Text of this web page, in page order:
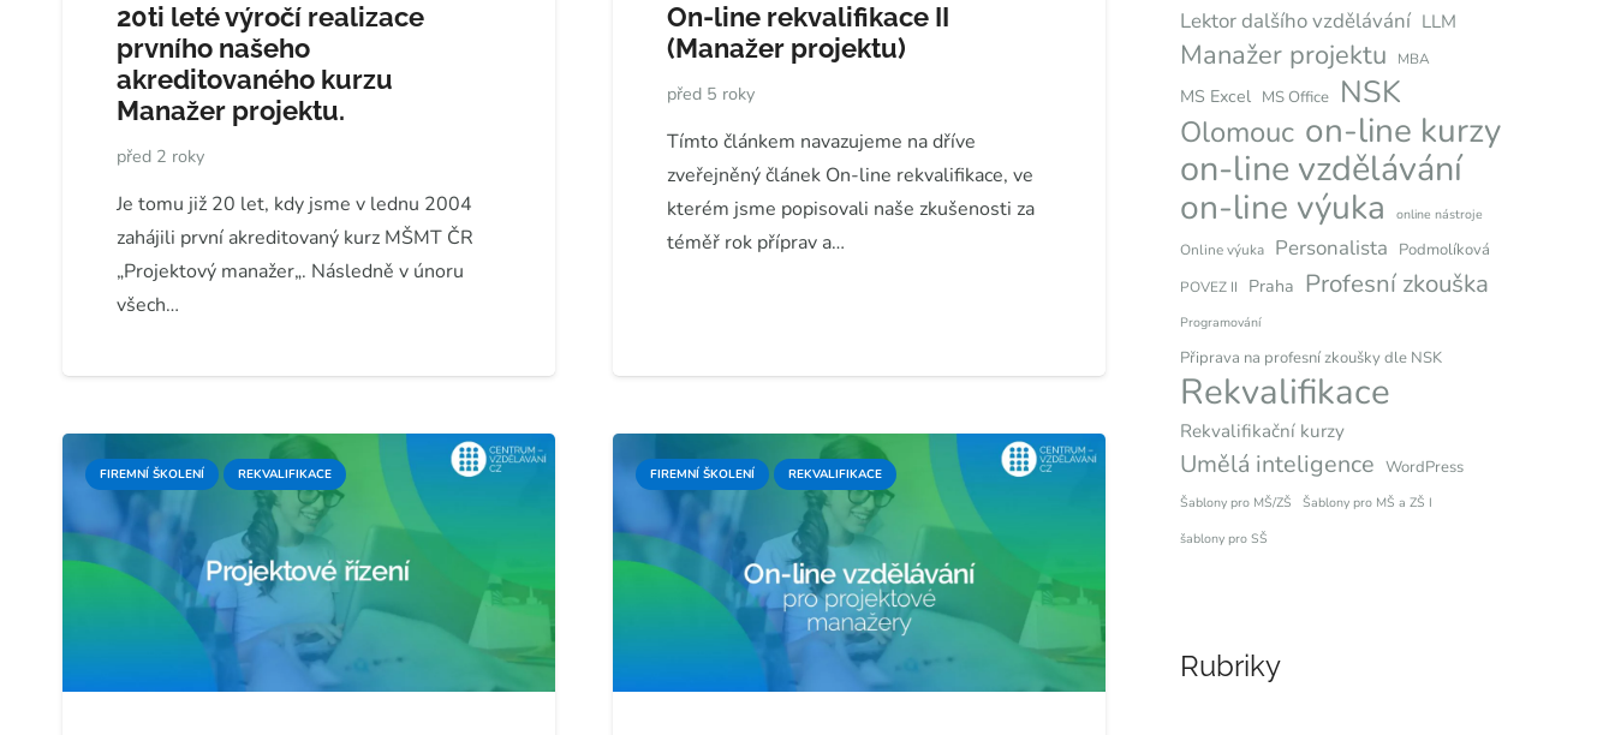
20ti leté výročí realizace
prvního našeho
akreditovaného kurzu
Manažer projektu.
před 2 roky
Je tomu již 20 let, kdy jsme v lednu 2004
zahájili první akreditovaný kurz MŠMT ČR
„Projektový manažer„. Následně v únoru
všech…
On-line rekvalifikace II
(Manažer projektu)
před 5 roky
Tímto článkem navazujeme na dříve
zveřejněný článek On-line rekvalifikace, ve
kterém jsme popisovali naše zkušenosti za
téměř rok příprav a…
FIREMNÍ ŠKOLENÍ REKVALIFIKACE FIREMNÍ ŠKOLENÍ REKVALIFIKACE
Lektor dalšího vzdělávání LLM
Manažer projektu MBA
MS Excel MS Office NSK
Olomouc on-line kurzy
on-line vzdělávání
on-line výuka online nástroje
Online výuka Personalista Podmolíková
POVEZ II Praha Profesní zkouška
Programování
Připrava na profesní zkoušky dle NSK
Rekvalifikace
Rekvalifikační kurzy
Umělá inteligence WordPress
Šablony pro MŠ/ZŠ
Šablony pro MŠ a ZŠ I
šablony pro SŠ
Rubriky